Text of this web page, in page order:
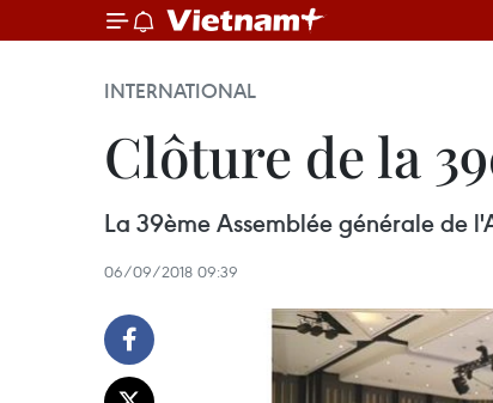
INTERNATIONAL
Clôture de la
La 39ème Assemblée générale de
06/09/2018 09:39